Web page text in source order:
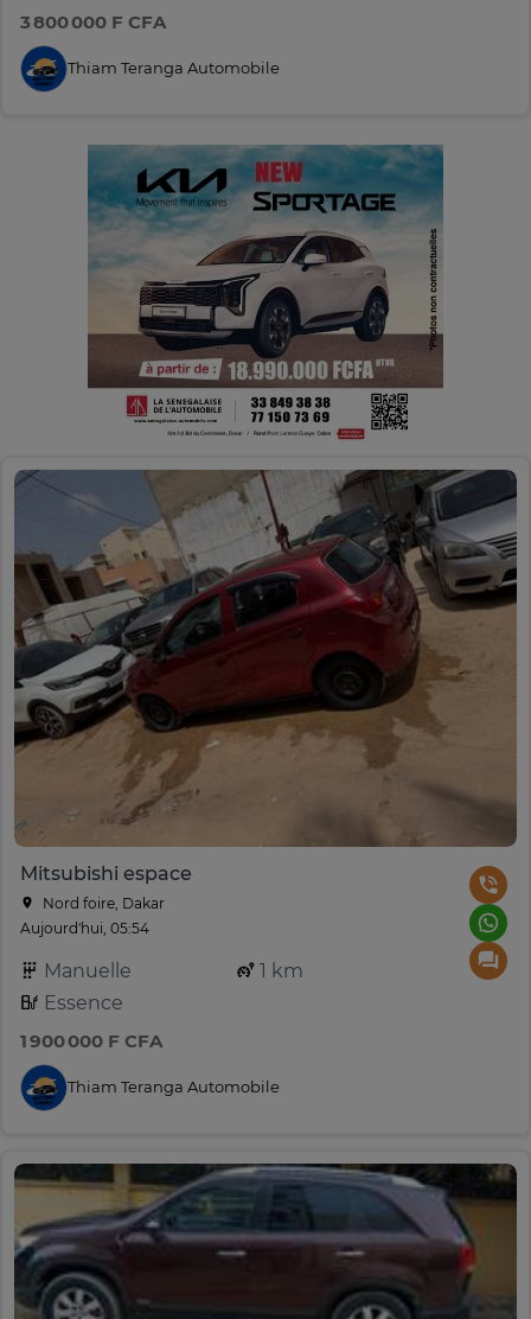
3 800 000 F CFA
Thiam Teranga Automobile
Mitsubishi espace
Nord foire, Dakar
Aujourd'hui, 05:54
Manuelle
1 km
Essence
1 900 000 F CFA
Thiam Teranga Automobile